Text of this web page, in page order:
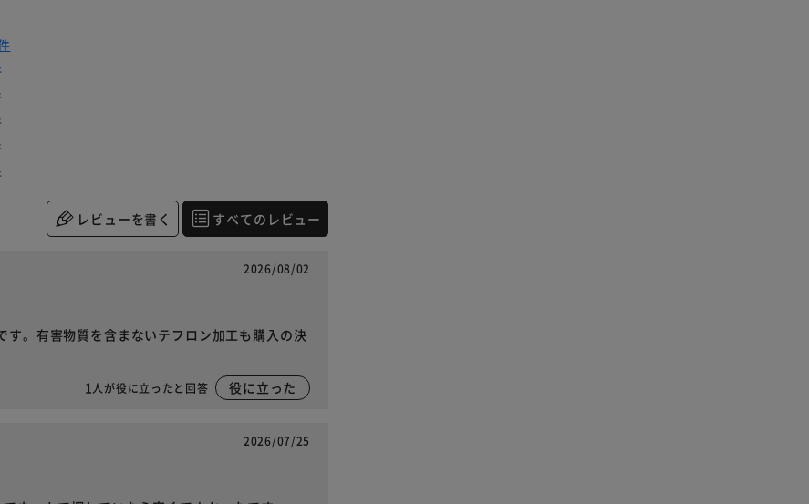
レビューを書く すべてのレビュー
2026/08/02
。有害物質を含まないテフロン加工も購入の決
1人が役に立ったと回答 役に立った
2026/07/25